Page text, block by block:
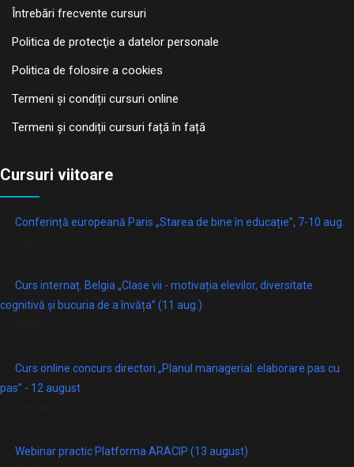
Întrebări frecvente cursuri
Politica de protecţie a datelor personale
Politica de folosire a cookies
Termeni și condiții cursuri online
Termeni și condiții cursuri față în față
Cursuri viitoare
Conferință europeană Paris „Starea de bine în educație”, 7-10 aug.
Curs internaț. Belgia „Clase vii - motivația elevilor, diversitate
cognitivă și bucuria de a învăța” (11 aug.)
Curs online concurs directori „Planul managerial: elaborare pas cu
pas” - 12 august
Webinar practic Platforma ARACIP (13 august)